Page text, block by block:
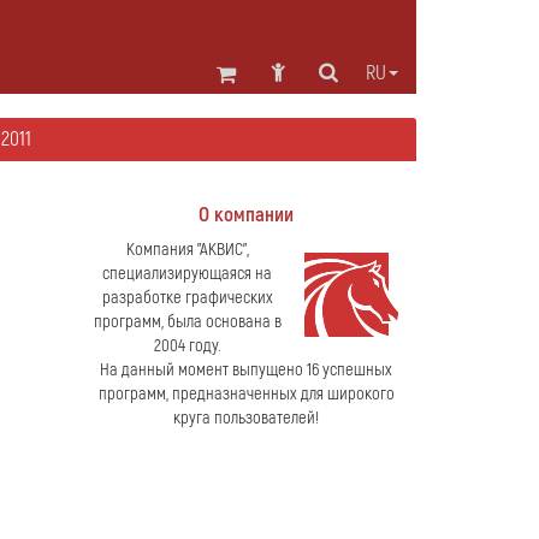
RU
О компании
Компания "АКВИС",
специализирующаяся на
разработке графических
программ, была основана в
2004 году.
На данный момент выпущено 16 успешных
программ, предназначенных для широкого
круга пользователей!